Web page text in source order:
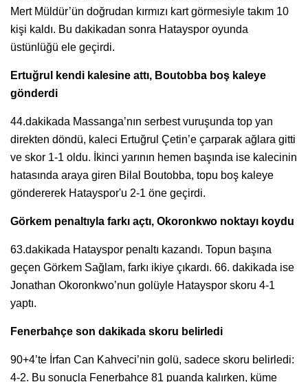
Mert Müldür’ün doğrudan kırmızı kart görmesiyle takım 10
kişi kaldı. Bu dakikadan sonra Hatayspor oyunda
üstünlüğü ele geçirdi.
Ertuğrul kendi kalesine attı, Boutobba boş kaleye
gönderdi
44.dakikada Massanga’nın serbest vuruşunda top yan
direkten döndü, kaleci Ertuğrul Çetin’e çarparak ağlara gitti
ve skor 1-1 oldu. İkinci yarının hemen başında ise kalecinin
hatasında araya giren Bilal Boutobba, topu boş kaleye
göndererek Hatayspor'u 2-1 öne geçirdi.
Görkem penaltıyla farkı açtı, Okoronkwo noktayı koydu
63.dakikada Hatayspor penaltı kazandı. Topun başına
geçen Görkem Sağlam, farkı ikiye çıkardı. 66. dakikada ise
Jonathan Okoronkwo’nun golüyle Hatayspor skoru 4-1
yaptı.
Fenerbahçe son dakikada skoru belirledi
90+4’te İrfan Can Kahveci’nin golü, sadece skoru belirledi:
4-2. Bu sonuçla Fenerbahçe 81 puanda kalırken, küme